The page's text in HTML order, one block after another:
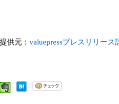
提供元： valuepressプレスリリース